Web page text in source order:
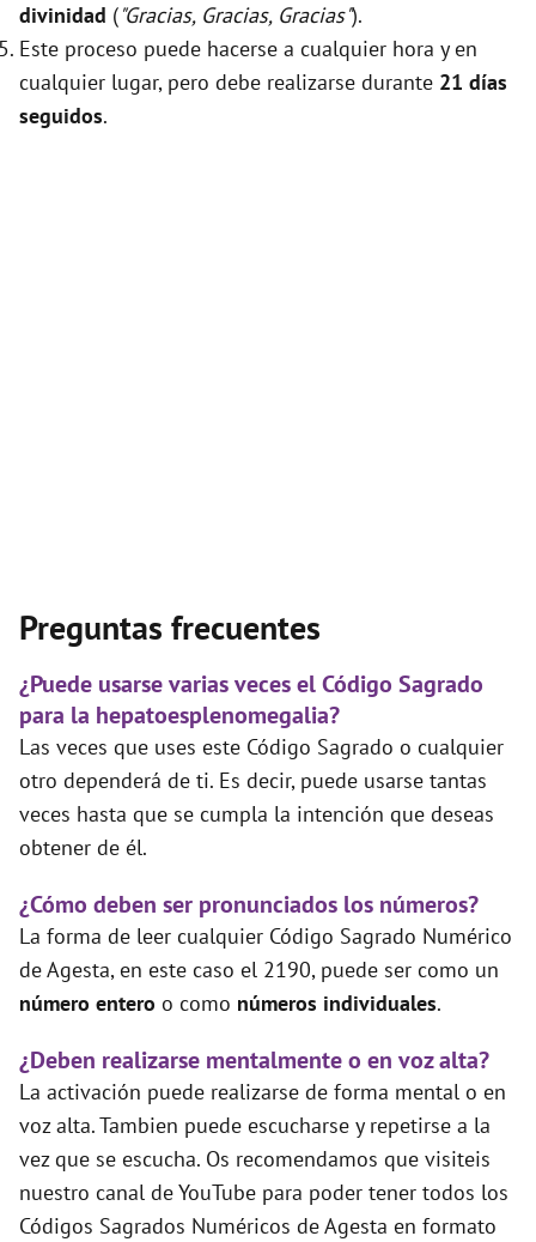
divinidad ("Gracias, Gracias, Gracias").
Este proceso puede hacerse a cualquier hora y en
cualquier lugar, pero debe realizarse durante 21 días
seguidos.
Preguntas frecuentes
¿Puede usarse varias veces el Código Sagrado
para la hepatoesplenomegalia?
Las veces que uses este Código Sagrado o cualquier
otro dependerá de ti. Es decir, puede usarse tantas
veces hasta que se cumpla la intención que deseas
obtener de él.
¿Cómo deben ser pronunciados los números?
La forma de leer cualquier Código Sagrado Numérico
de Agesta, en este caso el 2190, puede ser como un
número entero o como números individuales.
¿Deben realizarse mentalmente o en voz alta?
La activación puede realizarse de forma mental o en
voz alta. Tambien puede escucharse y repetirse a la
vez que se escucha. Os recomendamos que visiteis
nuestro canal de YouTube para poder tener todos los
Códigos Sagrados Numéricos de Agesta en formato